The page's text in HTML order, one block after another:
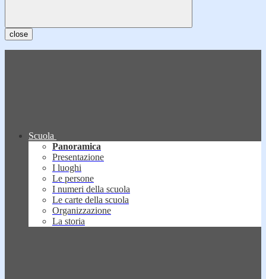
close
Scuola
Panoramica
Presentazione
I luoghi
Le persone
I numeri della scuola
Le carte della scuola
Organizzazione
La storia